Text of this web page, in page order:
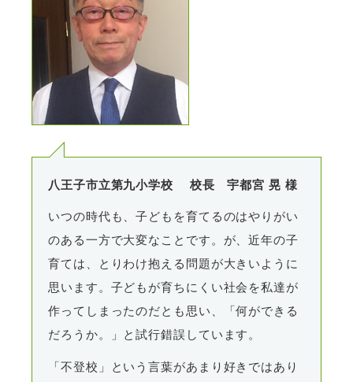
八王子市立第九小学校 校長 宇都宮 晃 様
いつの時代も、子どもを育てるのはやりがい
のある一方で大変なことです。が、近年の子
育ては、とりわけ抱える問題が大きいように
思います。子どもが育ちにくい社会を私達が
作ってしまったのだとも思い、「何ができる
だろうか。」と試行錯誤しています。
「不登校」という言葉があまり好きではあり